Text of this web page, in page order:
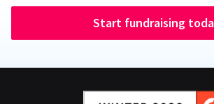
Start fundraising